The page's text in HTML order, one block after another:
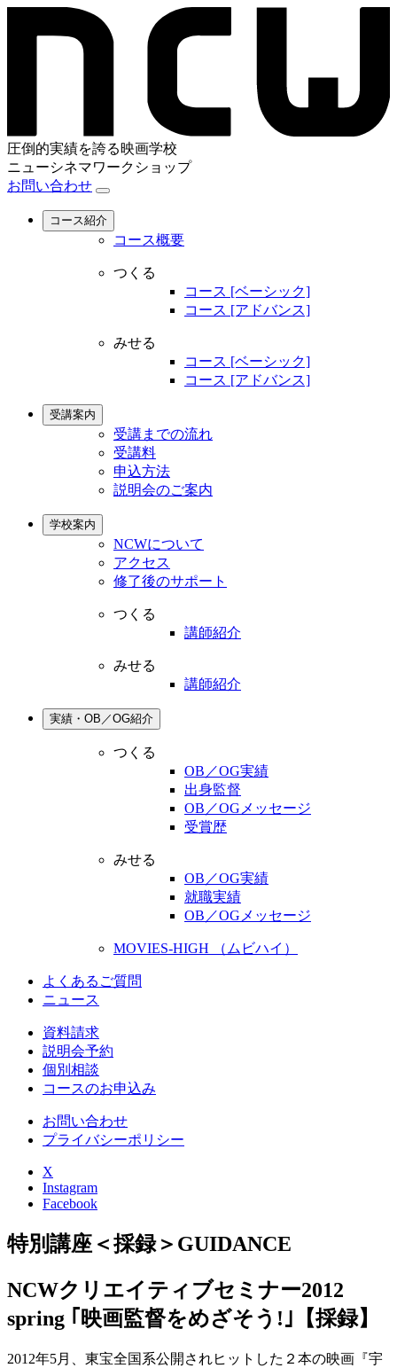
圧倒的実績を誇る映画学校
ニューシネマワークショップ
お問い合わせ
コース紹介
コース概要
つくる
コース [ベーシック]
コース [アドバンス]
みせる
コース [ベーシック]
コース [アドバンス]
受講案内
受講までの流れ
受講料
申込方法
説明会のご案内
学校案内
NCWについて
アクセス
修了後のサポート
つくる
講師紹介
みせる
講師紹介
実績・OB／OG紹介
つくる
OB／OG実績
出身監督
OB／OGメッセージ
受賞歴
みせる
OB／OG実績
就職実績
OB／OGメッセージ
MOVIES-HIGH （ムビハイ）
よくあるご質問
ニュース
資料請求
説明会予約
個別相談
コースのお申込み
お問い合わせ
プライバシーポリシー
X
Instagram
Facebook
特別講座＜採録＞ GUIDANCE
NCWクリエイティブセミナー2012
spring ｢映画監督をめざそう!｣【採録】
2012年5月、東宝全国系公開されヒットした２本の映画『宇